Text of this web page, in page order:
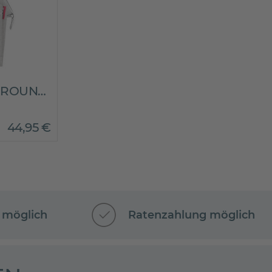
Umhängetasche ALLROUNDER CROSS TWIST SKY ROSE
44,95€
möglich Ratenzahlung möglich